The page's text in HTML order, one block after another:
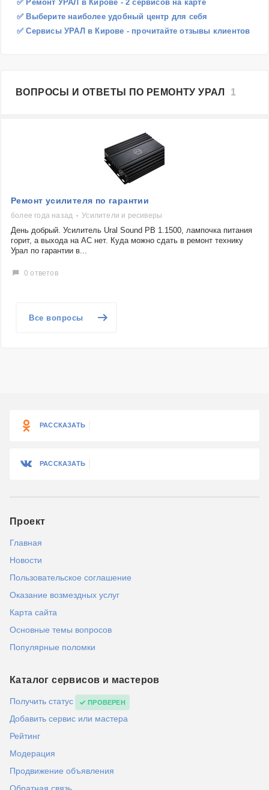
✅ Ремонт УРАЛ в Кирове - 2 сервисов на карте
✅ Выберите наиболее удобный центр для себя
✅ Сервисы УРАЛ в Кирове - прочитайте отзывы клиентов
ВОПРОСЫ И ОТВЕТЫ ПО РЕМОНТУ УРАЛ 1
Ремонт усилителя по гарантии
более года назад Усилители и ресиверы
День добрый. Усилитель Ural Sound PB 1.1500, лампочка питания
горит, а выхода на АС нет. Куда можно сдать в ремонт технику
Урал по гарантии в...
0 ответов
Все вопросы
РАССКАЗАТЬ
РАССКАЗАТЬ
Проект
Главная
Новости
Пользовательское соглашение
Оказание возмездных услуг
Карта сайта
Основные темы вопросов
Популярные поломки
Каталог сервисов и мастеров
Получить статус ПРОВЕРЕН
Добавить сервис или мастера
Рейтинг
Модерация
Продвижение объявления